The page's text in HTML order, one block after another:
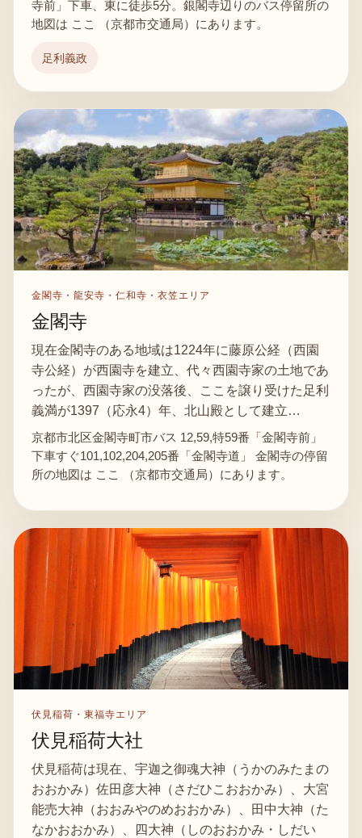
寺前」下車、東に徒歩5分。銀閣寺辺りのバス停留所の
地図は ここ （京都市交通局）にあります。
足利義政
金閣寺・龍安寺・仁和寺・衣笠エリア
金閣寺
現在金閣寺のある地域は1224年に藤原公経（西園
寺公経）が西園寺を建立、代々西園寺家の土地であ
ったが、西園寺家の没落後、ここを譲り受けた足利
義満が1397（応永4）年、北山殿として建立…
京都市北区金閣寺町市バス 12,59,特59番「金閣寺前」
下車すぐ101,102,204,205番「金閣寺道」 金閣寺の停留
所の地図は ここ （京都市交通局）にあります。
伏見稲荷・東福寺エリア
伏見稲荷大社
伏見稲荷は現在、宇迦之御魂大神（うかのみたまの
おおかみ）佐田彦大神（さだひこおおかみ）、大宮
能売大神（おおみやのめおおかみ）、田中大神（た
なかおおかみ）、四大神（しのおおかみ・しだい